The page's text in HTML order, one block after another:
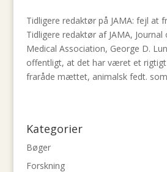
Tidligere redaktør på JAMA: fejl
Tidligere redaktør af JAMA,
Medical Association, George D.
offentligt, at det har været et
fraråde mættet, animalsk fedt. som
Kategorier
Bøger
Forskning